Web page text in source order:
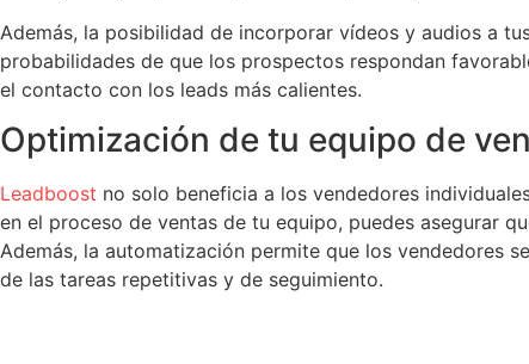
Además, la posibilidad de incorporar vídeos y audios a
probabilidades de que los prospectos respondan
el contacto con los leads más calientes.
Optimización de tu equipo de
Leadboost no solo beneficia a los vendedores
en el proceso de ventas de tu equipo, puedes asegurar
Además, la automatización permite que los vendedores
de las tareas repetitivas y de seguimiento.